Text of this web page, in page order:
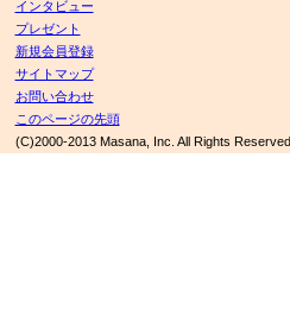
インタビュー
プレゼント
新規会員登録
サイトマップ
お問い合わせ
このページの先頭
(C)2000-2013 Masana, Inc. All Rights Reserved.